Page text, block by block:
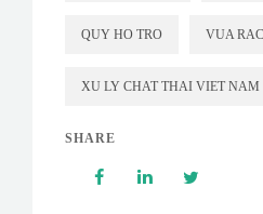
QUY HO TRO VUA RAC
XU LY CHAT THAI VIET NAM
SHARE